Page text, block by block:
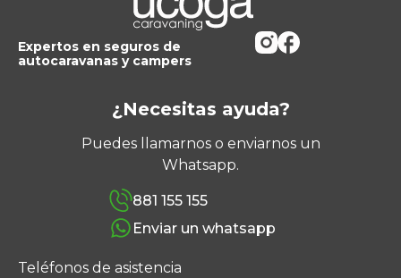
Expertos en seguros de
autocaravanas y campers
¿Necesitas ayuda?
Puedes llamarnos o enviarnos un
Whatsapp.
881 155 155
Enviar un whatsapp
Teléfonos de asistencia